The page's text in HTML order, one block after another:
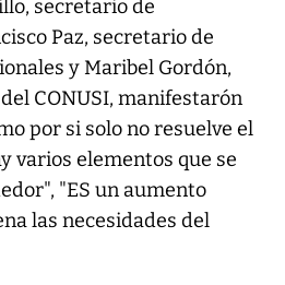
secretario de
Paz, secretario de
y Maribel Gordón,
CONUSI, manifestarón
por si solo no resuelve el
varios elementos que se
"ES un aumento
las necesidades del